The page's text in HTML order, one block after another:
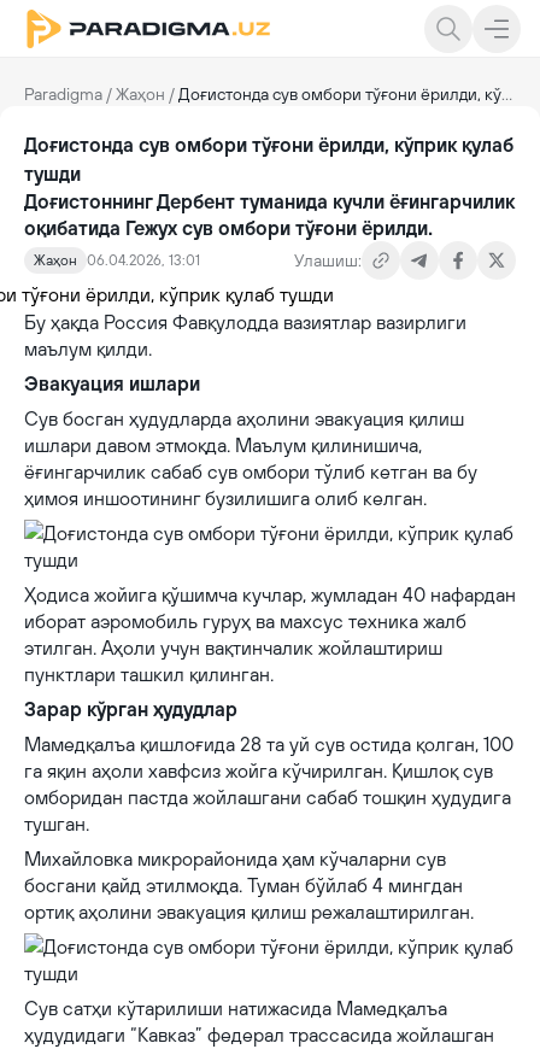
Paradigma /Жаҳон /Доғистонда сув омбори тўғони ёрилди, кўприк қулаб тушди
Доғистонда сув омбори тўғони ёрилди, кўприк қулаб
тушди
Доғистоннинг Дербент туманида кучли ёғингарчилик
оқибатида Гежух сув омбори тўғони ёрилди.
Жаҳон 06.04.2026, 13:01 Улашиш:
Бу ҳақда Россия Фавқулодда вазиятлар вазирлиги
маълум қилди.
Эвакуация ишлари
Сув босган ҳудудларда аҳолини эвакуация қилиш
ишлари давом этмоқда. Маълум қилинишича,
ёғингарчилик сабаб сув омбори тўлиб кетган ва бу
ҳимоя иншоотининг бузилишига олиб келган.
Ҳодиса жойига қўшимча кучлар, жумладан 40 нафардан
иборат аэромобиль гуруҳ ва махсус техника жалб
этилган. Аҳоли учун вақтинчалик жойлаштириш
пунктлари ташкил қилинган.
Зарар кўрган ҳудудлар
Мамедқалъа қишлоғида 28 та уй сув остида қолган, 100
га яқин аҳоли хавфсиз жойга кўчирилган. Қишлоқ сув
омборидан пастда жойлашгани сабаб тошқин ҳудудига
тушган.
Михайловка микрорайонида ҳам кўчаларни сув
босгани қайд этилмоқда. Туман бўйлаб 4 мингдан
ортиқ аҳолини эвакуация қилиш режалаштирилган.
Сув сатҳи кўтарилиши натижасида Мамедқалъа
ҳудудидаги “Кавказ” федерал трассасида жойлашган